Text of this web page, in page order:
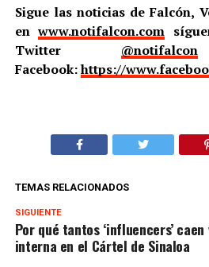
Sigue las noticias de Falcón,
enwww.notifalcon.com
Twitter @notifalcon
Facebook:https://
TEMAS RELACIONADOS
SIGUIENTE
Por qué tantos ‘influencers’
interna en el Cártel de Sinaloa